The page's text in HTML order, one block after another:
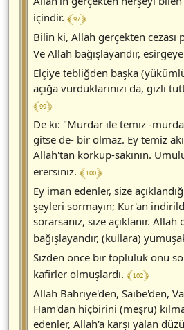
içindir. ﴾ 97 ﴿
Bilin ki, Allah gerçekten cezası
Ve Allah bağışlayandır,
Elçiye tebliğden başka
açığa vurduklarınızı da, gizli
﴾ 99 ﴿
De ki: "Murdar ile temiz -
gitse de- bir olmaz. Ey temiz
Allah'tan korkup-sakının.
erersiniz. ﴾ 100 ﴿
Ey iman edenler, size
şeyleri sormayın; Kur'an
sorarsanız, size açıklanır.
bağışlayandır, (kullara)
Sizden önce bir topluluk onu
kafirler olmuşlardı. ﴾ 102 ﴿
Allah Bahriye'den, Saibe'den,
Ham'dan hiçbirini (meşru)
edenler, Allah'a karşı yalan